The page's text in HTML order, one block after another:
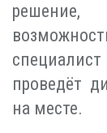
проведёт
на месте.